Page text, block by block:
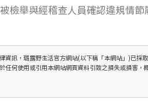
檢舉與經稽查人員確認違規情
訊，璐露野生活官方網站(以下稱「本網站」)已
任何使用或引用本網站網頁資料引致之損失或損害